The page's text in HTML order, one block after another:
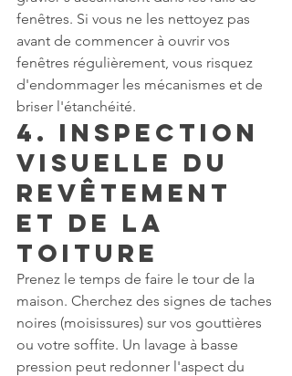
fenêtres. Si vous ne les nettoyez pas
avant de commencer à ouvrir vos
fenêtres régulièrement, vous risquez
d'endommager les mécanismes et de
briser l'étanchéité.
4. Inspection
visuelle du
revêtement
et de la
toiture
Prenez le temps de faire le tour de la
maison. Cherchez des signes de taches
noires (moisissures) sur vos gouttières
ou votre soffite. Un lavage à basse
pression peut redonner l'aspect du